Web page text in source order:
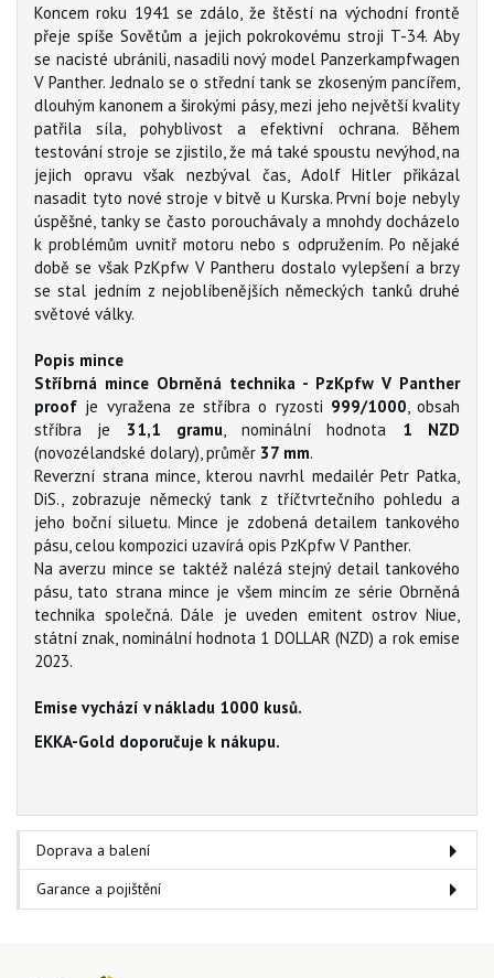
Koncem roku 1941 se zdálo, že štěstí na východní frontě
přeje spíše Sovětům a jejich pokrokovému stroji T-34. Aby
se nacisté ubránili, nasadili nový model Panzerkampfwagen
V Panther. Jednalo se o střední tank se zkoseným pancířem,
dlouhým kanonem a širokými pásy, mezi jeho největší kvality
patřila síla, pohyblivost a efektivní ochrana. Během
testování stroje se zjistilo, že má také spoustu nevýhod, na
jejich opravu však nezbýval čas, Adolf Hitler přikázal
nasadit tyto nové stroje v bitvě u Kurska. První boje nebyly
úspěšné, tanky se často porouchávaly a mnohdy docházelo
k problémům uvnitř motoru nebo s odpružením. Po nějaké
době se však PzKpfw V Pantheru dostalo vylepšení a brzy
se stal jedním z nejoblíbenějších německých tanků druhé
světové války.
Popis mince
Stříbrná mince Obrněná technika - PzKpfw V Panther
proof je vyražena ze stříbra o ryzosti 999/1000 , obsah
stříbra je 31,1 gramu , nominální hodnota 1
NZD
(novozélandské dolary), průměr 37 mm.
Reverzní strana mince, kterou navrhl medailér Petr Patka,
DiS., zobrazuje německý tank z tříčtvrtečního pohledu a
jeho boční siluetu. Mince je zdobená detailem tankového
pásu, celou kompozici uzavírá opis PzKpfw V Panther.
Na averzu mince se taktéž nalézá stejný detail tankového
pásu, tato strana mince je všem mincím ze série Obrněná
technika společná. Dále je uveden emitent ostrov Niue,
státní znak, nominální hodnota 1 DOLLAR (NZD) a rok emise
2023.
Emise vychází v nákladu 1000 kusů.
EKKA-Gold doporučuje k nákupu.
Doprava a balení
Garance a pojištění